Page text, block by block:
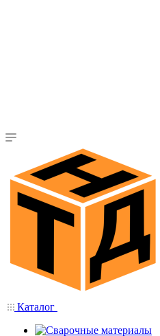
Каталог